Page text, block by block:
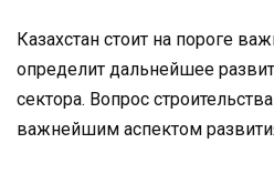
Казахстан стоит на пороге
определит дальнейшее
сектора. Вопрос
важнейшим аспектом